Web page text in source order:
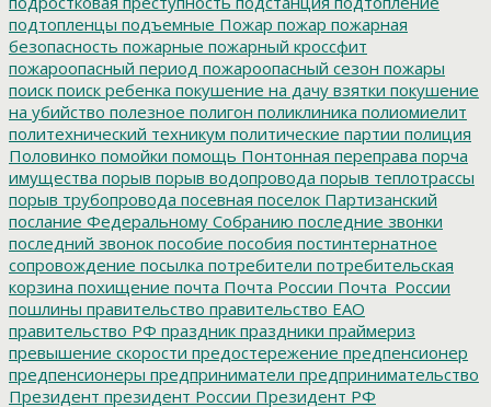
подтопленцы подъемные Пожар пожар пожарная
безопасность пожарные пожарный кроссфит
пожароопасный период пожароопасный сезон пожары
поиск поиск ребенка покушение на дачу взятки покушение
на убийство полезное полигон поликлиника полиомиелит
политехнический техникум политические партии полиция
Половинко помойки помощь Понтонная переправа порча
имущества порыв порыв водопровода порыв теплотрассы
порыв трубопровода посевная поселок Партизанский
послание Федеральному Собранию последние звонки
последний звонок пособие пособия постинтернатное
сопровождение посылка потребители потребительская
корзина похищение почта Почта России Почта_России
пошлины правительство правительство ЕАО
правительство РФ праздник праздники праймериз
превышение скорости предостережение предпенсионер
предпенсионеры предприниматели предпринимательство
Президент президент России Президент РФ